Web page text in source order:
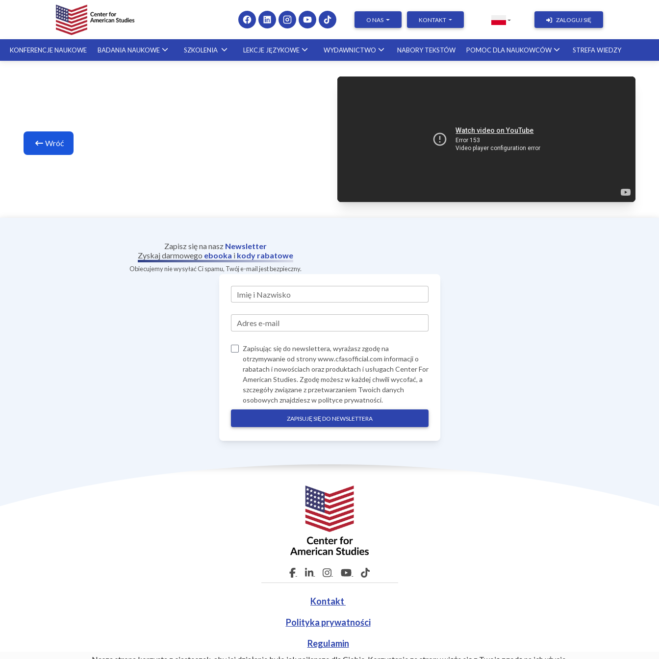
O NAS KONTAKT ZALOGUJ SIĘ
KONFERENCJE NAUKOWE BADANIA NAUKOWE SZKOLENIA
Presenting at Conferences &
LEKCJE JĘZYKOWE WYDAWNICTWO NABORY TEKSTÓW POMOC DLA NAUKOWCÓW STREFA WIEDZY
Wróć
Zapisz się na nasz Newsletter
Zyskaj darmowego ebooka i kody rabatowe
Obiecujemy nie wysyłać Ci spamu, Twój e-mail jest bezpieczny.
Imię i Nazwisko
Adres e-mail
Zapisując się do newslettera, wyrażasz zgodę na
otrzymywanie od strony www.cfasofficial.com informacji o
rabatach i nowościach oraz produktach i usługach Center For
American Studies. Zgodę możesz w każdej chwili wycofać, a
szczegóły związane z przetwarzaniem Twoich danych
osobowych znajdziesz wpolityce prywatności.
ZAPISUJĘ SIĘ DO NEWSLETTERA
Kontakt
Polityka prywatności
Regulamin